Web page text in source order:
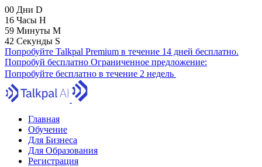
00 Дни D
16 Часы H
59 Минуты M
41 Секунды S
Попробуйте Talkpal Premium в течение 14 дней бесплатно.
Попробуй бесплатно Ограниченное предложение:
Попробуйте бесплатно в течение 2 недель
Главная
Обучение
Для Бизнеса
Для Образования
Регистрация